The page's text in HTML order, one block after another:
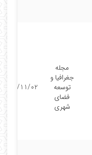
مجله
جغرافیا و
توسعه
فضای
شهری
1401/11/02